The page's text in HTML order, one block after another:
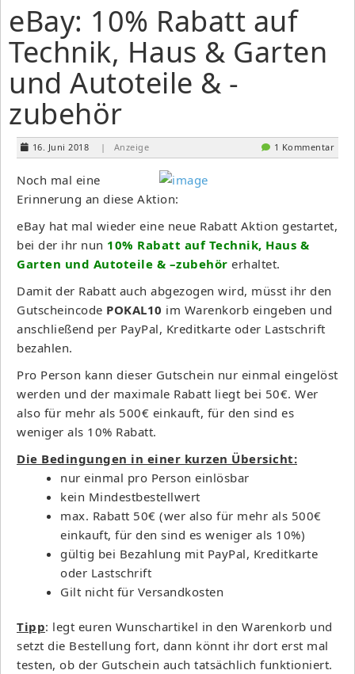
eBay: 10% Rabatt auf
Technik, Haus & Garten
und Autoteile & -
zubehör
16. Juni 2018 | Anzeige 1 Kommentar
Noch mal eine
Erinnerung an diese Aktion:
eBay hat mal wieder eine neue Rabatt Aktion gestartet,
bei der ihr nun 10% Rabatt auf Technik, Haus &
Garten und Autoteile & –zubehör erhaltet.
Damit der Rabatt auch abgezogen wird, müsst ihr den
Gutscheincode POKAL10 im Warenkorb eingeben und
anschließend per PayPal, Kreditkarte oder Lastschrift
bezahlen.
Pro Person kann dieser Gutschein nur einmal eingelöst
werden und der maximale Rabatt liegt bei 50€. Wer
also für mehr als 500€ einkauft, für den sind es
weniger als 10% Rabatt.
Die Bedingungen in einer kurzen Übersicht:
nur einmal pro Person einlösbar
kein Mindestbestellwert
max. Rabatt 50€ (wer also für mehr als 500€
einkauft, für den sind es weniger als 10%)
gültig bei Bezahlung mit PayPal, Kreditkarte
oder Lastschrift
Gilt nicht für Versandkosten
Tipp: legt euren Wunschartikel in den Warenkorb und
setzt die Bestellung fort, dann könnt ihr dort erst mal
testen, ob der Gutschein auch tatsächlich funktioniert.